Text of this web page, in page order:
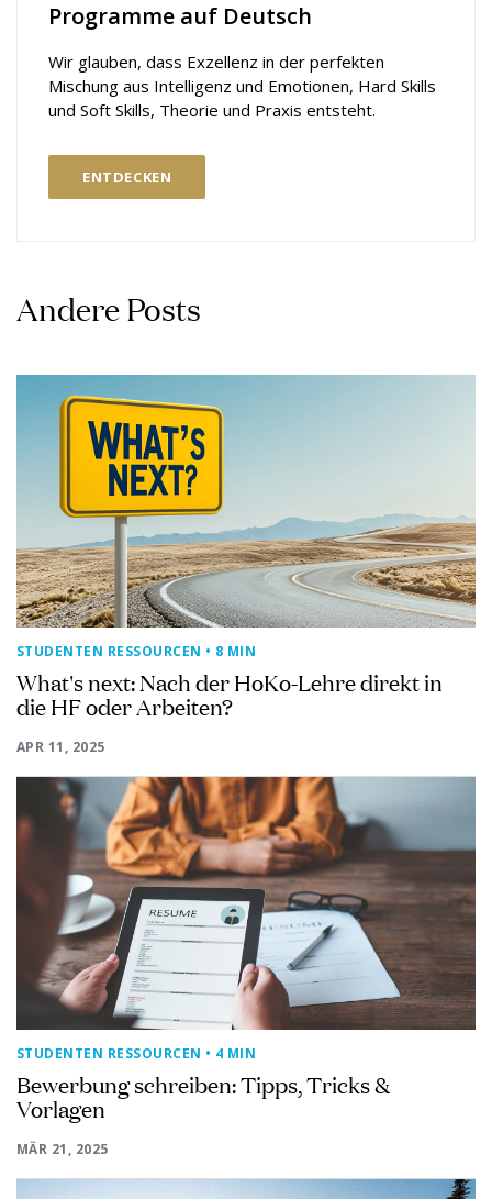
Programme auf Deutsch
Wir glauben, dass Exzellenz in der perfekten
Mischung aus Intelligenz und Emotionen, Hard Skills
und Soft Skills, Theorie und Praxis entsteht.
ENTDECKEN
Andere Posts
STUDENTEN RESSOURCEN • 8 MIN
What's next: Nach der HoKo-Lehre direkt in
die HF oder Arbeiten?
APR 11, 2025
STUDENTEN RESSOURCEN • 4 MIN
Bewerbung schreiben: Tipps, Tricks &
Vorlagen
MÄR 21, 2025